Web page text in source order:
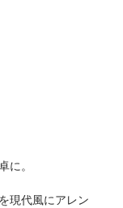
に。
現代風にアレン